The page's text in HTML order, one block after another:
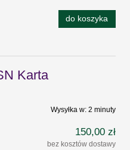
do koszyka
Karta
Wysyłka w: 2 minuty
150,00 zł
bez kosztów dostawy